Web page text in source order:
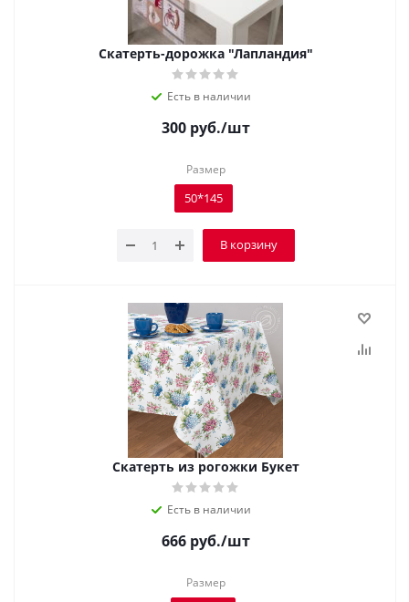
Скатерть-дорожка "Лапландия"
Есть в наличии
300руб./шт
Размер
50*145
В корзину
Скатерть из рогожки Букет
Есть в наличии
666руб./шт
Размер